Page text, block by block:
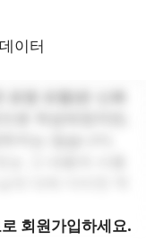
이터
명 포함)은 신뢰
회원가입하세요.